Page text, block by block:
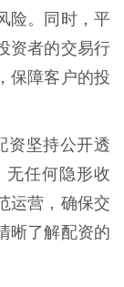
险。同时，平
资者的交易行
保障客户的投
资坚持公开透
无任何隐形收
运营，确保交
晰了解配资的